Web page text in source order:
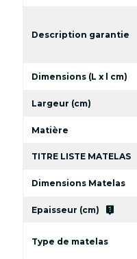
Description garantie
Dimensions (L x l cm)
Largeur (cm)
Matière
TITRE LISTE MATELAS
Dimensions Matelas
Epaisseur (cm) live_help
Type de matelas